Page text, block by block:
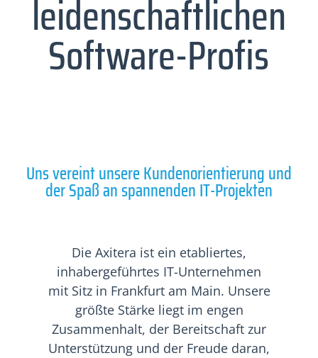
leidenschaftlichen
Software-Profis
Uns vereint unsere Kundenorientierung und
der Spaß an spannenden IT-Projekten
Die Axitera ist ein etabliertes,
inhabergeführtes IT-Unternehmen
mit Sitz in Frankfurt am Main. Unsere
größte Stärke liegt im engen
Zusammenhalt, der Bereitschaft zur
Unterstützung und der Freude daran,